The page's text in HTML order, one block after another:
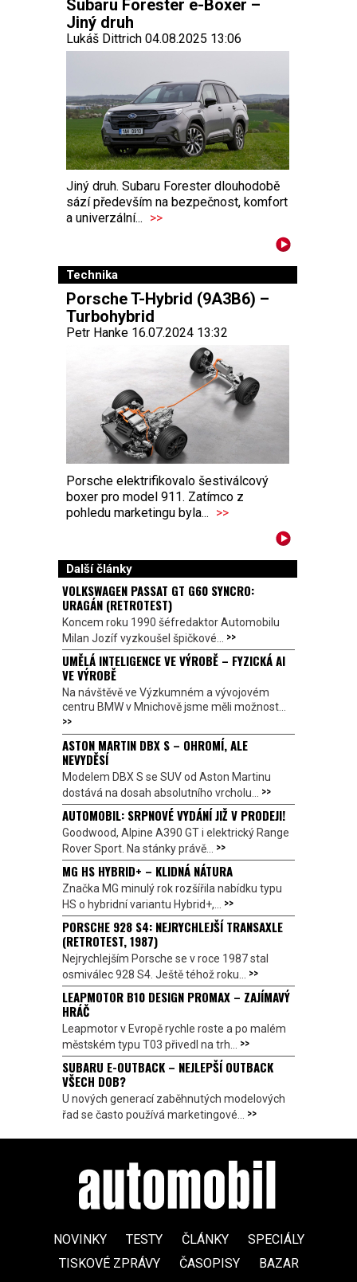
Subaru Forester e-Boxer –
Jiný druh
Lukáš Dittrich 04.08.2025 13:06
Jiný druh. Subaru Forester dlouhodobě
sází především na bezpečnost, komfort
a univerzální... >>
Technika
Porsche T-Hybrid (9A3B6) –
Turbohybrid
Petr Hanke 16.07.2024 13:32
Porsche elektrifikovalo šestiválcový
boxer pro model 911. Zatímco z
pohledu marketingu byla... >>
Další články
VOLKSWAGEN PASSAT GT G60 SYNCRO:
URAGÁN (RETROTEST)
Koncem roku 1990 šéfredaktor Automobilu
Milan Jozíf vyzkoušel špičkové... >>
UMĚLÁ INTELIGENCE VE VÝROBĚ – FYZICKÁ AI
VE VÝROBĚ
Na návštěvě ve Výzkumném a vývojovém
centru BMW v Mnichově jsme měli možnost...
>>
ASTON MARTIN DBX S – OHROMÍ, ALE
NEVYDĚSÍ
Modelem DBX S se SUV od Aston Martinu
dostává na dosah absolutního vrcholu... >>
AUTOMOBIL: SRPNOVÉ VYDÁNÍ JIŽ V PRODEJI!
Goodwood, Alpine A390 GT i elektrický Range
Rover Sport. Na stánky právě... >>
MG HS HYBRID+ – KLIDNÁ NÁTURA
Značka MG minulý rok rozšířila nabídku typu
HS o hybridní variantu Hybrid+,... >>
PORSCHE 928 S4: NEJRYCHLEJŠÍ TRANSAXLE
(RETROTEST, 1987)
Nejrychlejším Porsche se v roce 1987 stal
osmiválec 928 S4. Ještě téhož roku... >>
LEAPMOTOR B10 DESIGN PROMAX – ZAJÍMAVÝ
HRÁČ
Leapmotor v Evropě rychle roste a po malém
městském typu T03 přivedl na trh... >>
SUBARU E-OUTBACK – NEJLEPŠÍ OUTBACK
VŠECH DOB?
U nových generací zaběhnutých modelových
řad se často používá marketingové... >>
NOVINKY TESTY ČLÁNKY
SPECIÁLY
TISKOVÉ ZPRÁVY
ČASOPISY
BAZAR